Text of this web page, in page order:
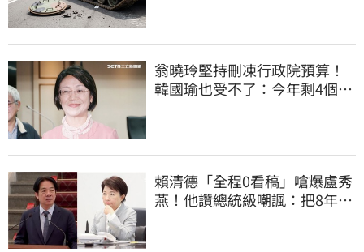
翁曉玲堅持刪凍行政院預算！
韓國瑜也受不了：今年剩4個月
賴清德「全程0看稿」嗆爆盧秀
燕！他讚總統級嘲諷：把8年總